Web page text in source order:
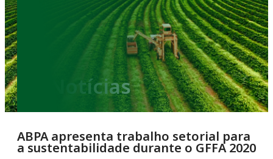
Notícias
ABPA apresenta trabalho setorial para
a sustentabilidade durante o GFFA 2020